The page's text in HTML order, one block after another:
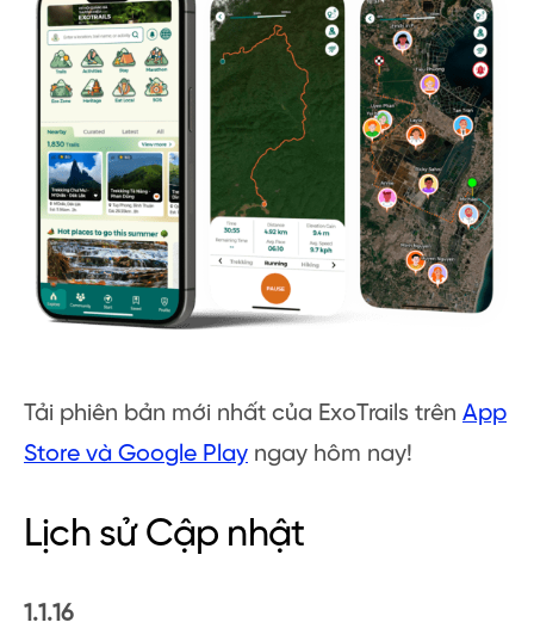
Tải phiên bản mới nhất của ExoTrails trên App
Store và Google Play ngay hôm nay!
Lịch sử Cập nhật
1.1.16